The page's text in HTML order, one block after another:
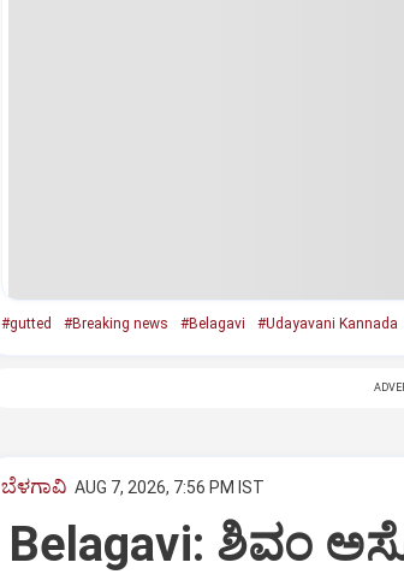
#gutted #Breaking news #Belagavi #Udayavani Kannada
ಬೆಳಗಾವಿ AUG 7, 2026, 7:56 PM IST
Belagavi: ಶಿವಂ